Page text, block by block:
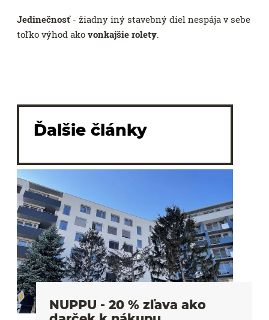
Jedinečnosť- žiadny iný stavebný diel nespája v sebe
toľko výhod ako vonkajšie rolety.
Ďalšie články
NUPPU - 20 % zľava ako